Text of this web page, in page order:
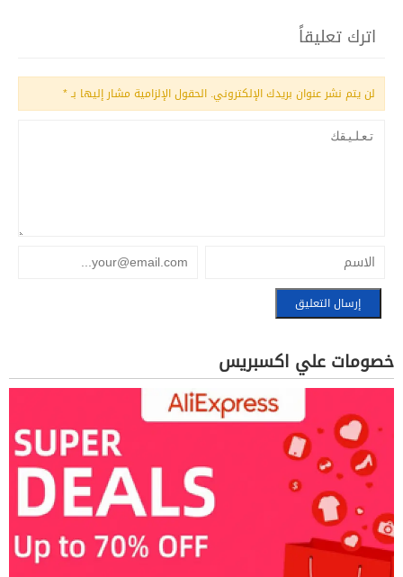
اترك تعليقاً
لن يتم نشر عنوان بريدك الإلكتروني. الحقول الإلزامية مشار إليها بـ*
خصومات علي اكسبريس